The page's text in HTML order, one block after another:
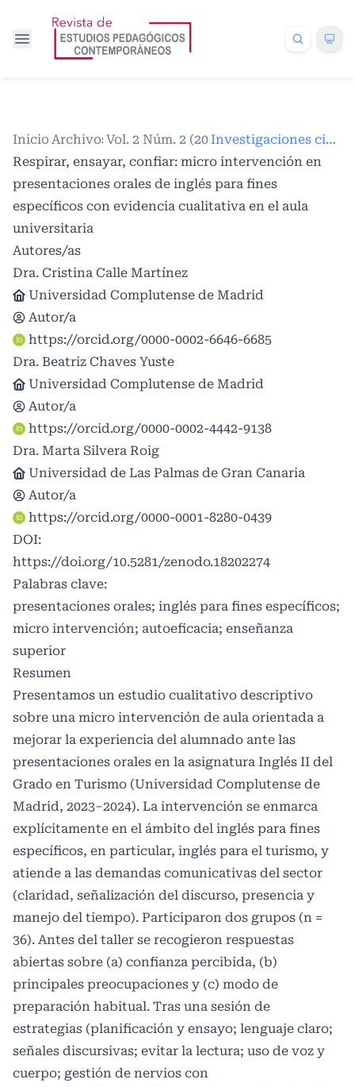
Inicio /
Archivos /
Vol. 2 Núm. 2 (2026) /
Investigaciones científicas
Respirar, ensayar, confiar: micro intervención en
presentaciones orales de inglés para fines
específicos con evidencia cualitativa en el aula
universitaria
Autores/as
Dra. Cristina Calle Martínez
Universidad Complutense de Madrid
Autor/a
https://orcid.org/0000-0002-6646-6685
Dra. Beatriz Chaves Yuste
Universidad Complutense de Madrid
Autor/a
https://orcid.org/0000-0002-4442-9138
Dra. Marta Silvera Roig
Universidad de Las Palmas de Gran Canaria
Autor/a
https://orcid.org/0000-0001-8280-0439
DOI:
https://doi.org/10.5281/zenodo.18202274
Palabras clave:
presentaciones orales; inglés para fines específicos;
micro intervención; autoeficacia; enseñanza
superior
Resumen
Presentamos un estudio cualitativo descriptivo
sobre una micro intervención de aula orientada a
mejorar la experiencia del alumnado ante las
presentaciones orales en la asignatura Inglés II del
Grado en Turismo (Universidad Complutense de
Madrid, 2023–2024). La intervención se enmarca
explícitamente en el ámbito del inglés para fines
específicos, en particular, inglés para el turismo, y
atiende a las demandas comunicativas del sector
(claridad, señalización del discurso, presencia y
manejo del tiempo). Participaron dos grupos (n =
36). Antes del taller se recogieron respuestas
abiertas sobre (a) confianza percibida, (b)
principales preocupaciones y (c) modo de
preparación habitual. Tras una sesión de
estrategias (planificación y ensayo; lenguaje claro;
señales discursivas; evitar la lectura; uso de voz y
cuerpo; gestión de nervios con